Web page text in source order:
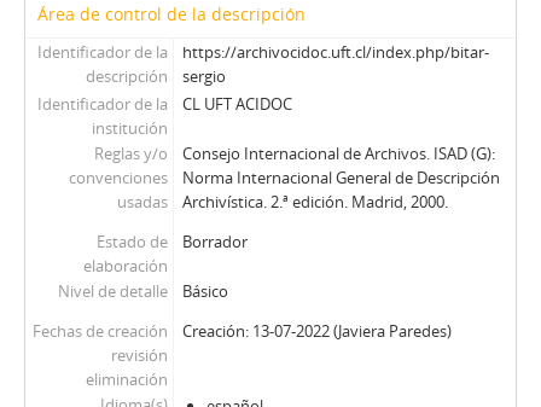
Área de control de la descripción
Identificador de la
descripción
https://archivocidoc.uft.cl/index.php/bitar-
sergio
Identificador de la
institución
CL UFT ACIDOC
Reglas y/o
convenciones
usadas
Consejo Internacional de Archivos. ISAD (G):
Norma Internacional General de Descripción
Archivística. 2.ª edición. Madrid, 2000.
Estado de
elaboración
Borrador
Nivel de detalle
Básico
Fechas de creación
revisión
eliminación
Creación: 13-07-2022 (Javiera Paredes)